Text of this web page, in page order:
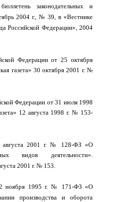
законодательных и
2004 г., № 39, в «Вестнике
Российской Федерации», 2004
Федерации от 25 октября
газета» 30 октября 2001 г. №
Федерации от 31 июля 1998
12 августа 1998 г. № 153-
августа 2001 г. № 128-ФЗ «О
видов деятельности».
2001 г. № 153.
ноября 1995 г. № 171-ФЗ «О
производства и оборота